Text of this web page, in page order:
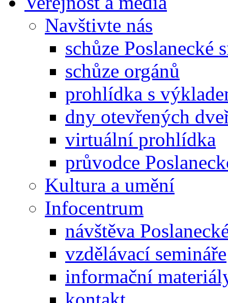
Navštivte nás
schůze Poslanecké
schůze orgánů
prohlídka s
dny otevřených
virtuální prohlídka
průvodce
Kultura a umění
Infocentrum
návštěva
vzdělávací semináře
informační